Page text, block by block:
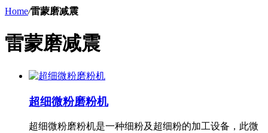
Home/雷蒙磨减震
雷蒙磨减震
超细微粉磨粉机
超细微粉磨粉机是一种细粉及超细粉的加工设备，此微